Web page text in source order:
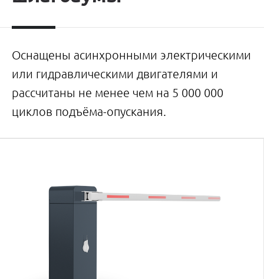
Оснащены асинхронными электрическими
или гидравлическими двигателями и
рассчитаны не менее чем на 5 000 000
циклов подъёма-опускания.